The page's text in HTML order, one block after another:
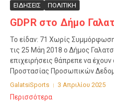
ΕΙΔΗΣΕΙΣ ΠΟΛΙΤΙΚΗ
GDPR στο Δήμο
Το είδαν: 71 Χωρίς
τις 25 Μάη 2018 ο Δήμος
επιχειρήσεις θάπρεπε να
Προστασίας Προσωπικών
GalatsiSports 3 Απριλίου 2025
Περισσότερα